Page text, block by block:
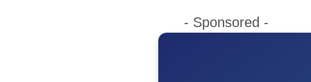
- Sponsored -